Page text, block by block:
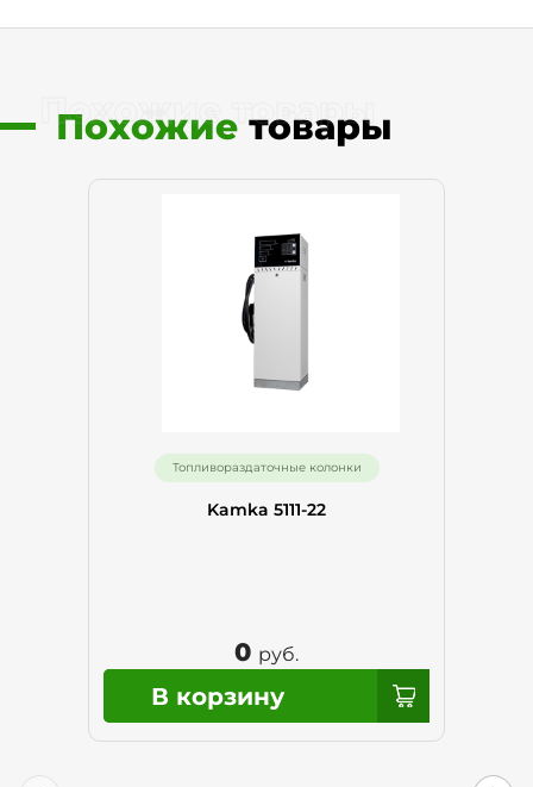
Похожие товары
Похожие товары
Топливораздаточные колонки
Kamka 5111-22
0 руб.